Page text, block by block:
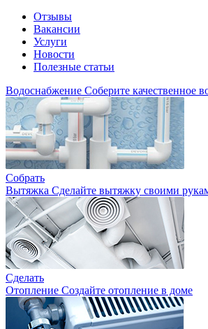
Отзывы
Вакансии
Услуги
Новости
Полезные статьи
Водоснабжение Соберите качественное
Собрать
Вытяжка Сделайте вытяжку своими
Сделать
Отопление Создайте отопление в доме